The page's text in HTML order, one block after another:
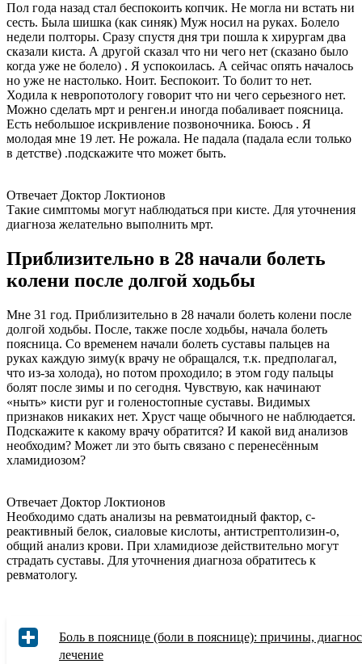
Пол года назад стал беспокоить копчик. Не могла ни встать ни
сесть. Была шишка (как синяк) Муж носил на руках. Болело
недели полторы. Сразу спустя дня три пошла к хирургам два
сказали киста. А другой сказал что ни чего нет (сказано было
когда уже не болело) . Я успокоилась. А сейчас опять началось
но уже не настолько. Ноит. Беспокоит. То болит то нет.
Ходила к невропотологу говорит что ни чего серьезного нет.
Можно сделать мрт и ренген.и иногда побаливает поясница.
Есть небольшое искривление позвоночника. Боюсь . Я
молодая мне 19 лет. Не рожала. Не падала (падала если только
в детстве) .подскажите что может быть.
Отвечает Доктор Локтионов
Такие симптомы могут наблюдаться при кисте. Для уточнения
диагноза желательно выполнить мрт.
Приблизительно в 28 начали болеть
колени после долгой ходьбы
Мне 31 год. Приблизительно в 28 начали болеть колени после
долгой ходьбы. После, также после ходьбы, начала болеть
поясница. Со временем начали болеть суставы пальцев на
руках каждую зиму(к врачу не обращался, т.к. предполагал,
что из-за холода), но потом проходило; в этом году пальцы
болят после зимы и по сегодня. Чувствую, как начинают
«ныть» кисти руг и голеностопные суставы. Видимых
признаков никаких нет. Хруст чаще обычного не наблюдается.
Подскажите к какому врачу обратится? И какой вид анализов
необходим? Может ли это быть связано с перенесённым
хламидиозом?
Отвечает Доктор Локтионов
Необходимо сдать анализы на ревматоидный фактор, с-
реактивный белок, сиаловые кислоты, антистрептолизин-о,
общий анализ крови. При хламидиозе действительно могут
страдать суставы. Для уточнения диагноза обратитесь к
ревматологу.
Боль в пояснице (боли в пояснице): причины,
лечение